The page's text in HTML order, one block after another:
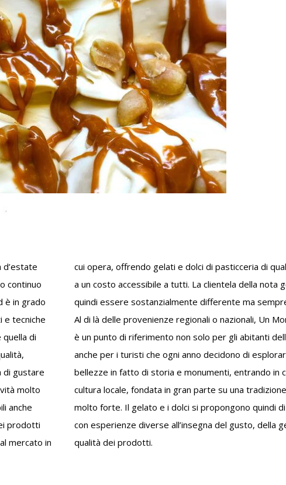
d’estate
continuo
è in grado
e tecniche
di
di gustare
molto
anche
prodotti
mercato in
può
di Gelato
ma
sue
con la
culinaria
e della
qualità dei prodotti.